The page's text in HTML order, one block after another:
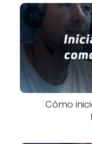
Cómo